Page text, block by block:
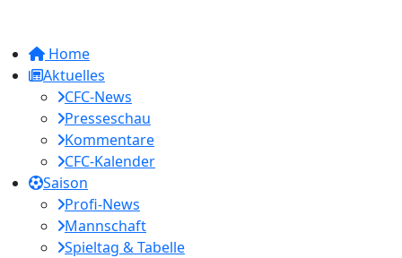
Home
Aktuelles
CFC-News
Presseschau
Kommentare
CFC-Kalender
Saison
Profi-News
Mannschaft
Spieltag & Tabelle